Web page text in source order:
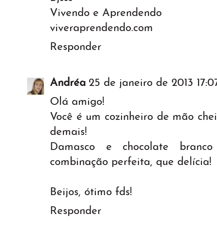
Vivendo e Aprendendo
viveraprendendo.com
Responder
Andréa 25 de janeiro de 2013
Olá amigo!
Você é um cozinheiro de mão
demais!
Damasco e chocolate
combinação perfeita, que delícia!
Beijos, ótimo fds!
Responder